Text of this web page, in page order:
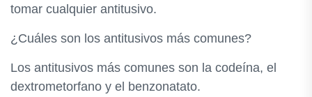
tomar cualquier antitusivo.
¿Cuáles son los antitusivos más comunes?
Los antitusivos más comunes son la codeína, el
dextrometorfano y el benzonatato.